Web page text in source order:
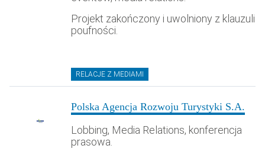
Projekt zakończony i uwolniony z klauzuli
poufności.
RELACJE Z MEDIAMI
Polska Agencja Rozwoju Turystyki S.A.
Lobbing, Media Relations, konferencja
prasowa.